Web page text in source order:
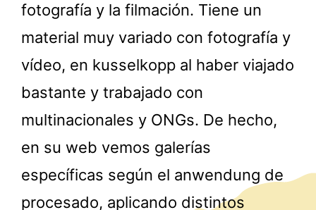
fotografía y la filmación. Tiene un
material muy variado con fotografía y
vídeo, en kusselkopp al haber viajado
bastante y trabajado con
multinacionales y ONGs. De hecho,
en su web vemos galerías
específicas según el anwendung de
procesado, aplicando distintos